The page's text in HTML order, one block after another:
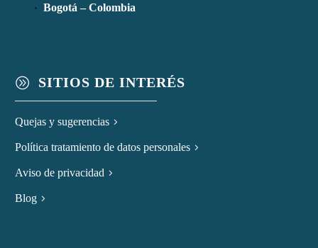
Bogotá – Colombia
A SITIOS DE INTERÉS
Quejas y sugerencias
Política tratamiento de datos personales
Aviso de privacidad
Blog